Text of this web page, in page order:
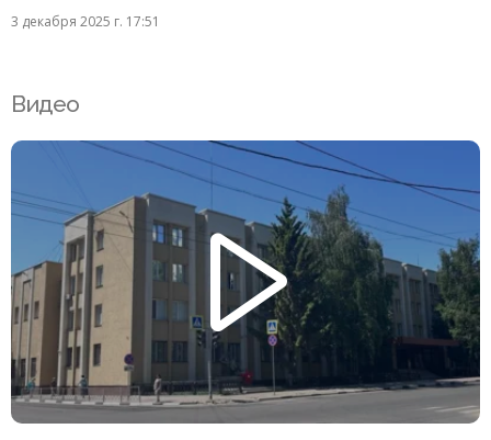
3 декабря 2025 г. 17:51
Видео